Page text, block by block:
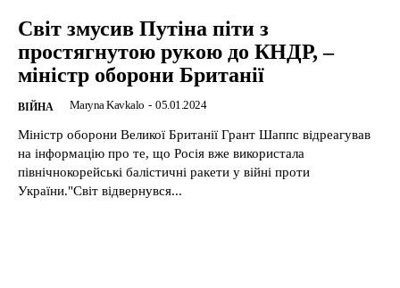
Світ змусив Путіна піти з
простягнутою рукою до КНДР, –
міністр оборони Британії
ВІЙНА Maryna Kavkalo - 05.01.2024
Міністр оборони Великої Британії Грант Шаппс відреагував
на інформацію про те, що Росія вже використала
північнокорейські балістичні ракети у війні проти
України."Світ відвернувся...